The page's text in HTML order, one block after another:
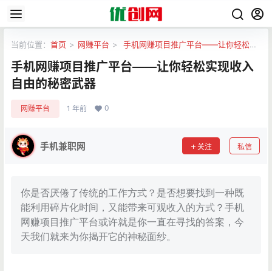
当前位置： 首页 > 网赚平台 >
手机网赚项目推广平台——让你轻松实
手机网赚项目推广平台——让你轻松实现收入
自由的秘密武器
网赚平台 1 年前 0
手机兼职网 关注 私信
你是否厌倦了传统的工作方式？是否想要找到一种既
能利用碎片化时间，又能带来可观收入的方式？手机
网赚项目推广平台或许就是你一直在寻找的答案，今
天我们就来为你揭开它的神秘面纱。